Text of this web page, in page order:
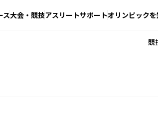
ス大会・競技アスリートサポートオリンピックを
競